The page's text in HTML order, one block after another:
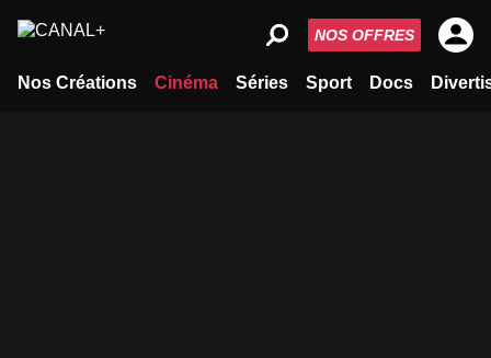
Nos Créations Cinéma Séries Sport Docs
NOS OFFRES